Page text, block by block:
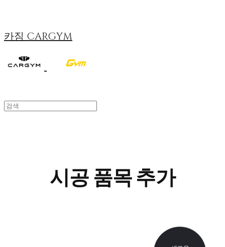
카짐 CARGYM
시공 품목 추가